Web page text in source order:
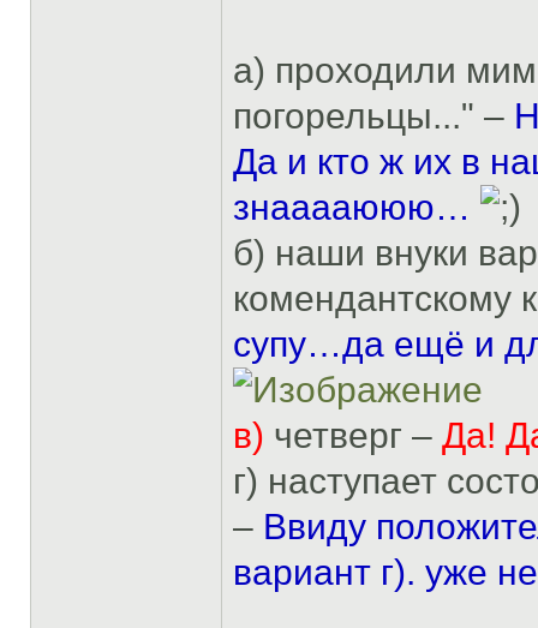
а) проходили
погорельцы..." –
Да и кто ж их в
знааааююю…
б) наши внуки
комендантскому
супу…да ещё и
в) четверг – Да!
г) наступает
– Ввиду
вариант г). уже